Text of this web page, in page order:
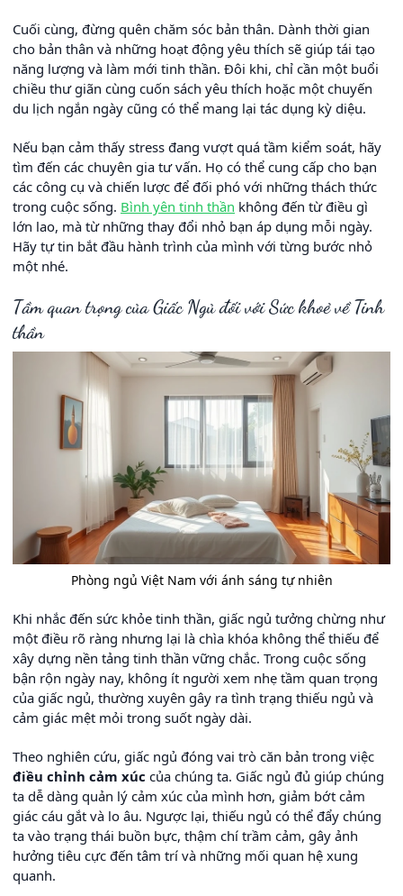
Cuối cùng, đừng quên chăm sóc bản thân. Dành thời gian
cho bản thân và những hoạt động yêu thích sẽ giúp tái tạo
năng lượng và làm mới tinh thần. Đôi khi, chỉ cần một buổi
chiều thư giãn cùng cuốn sách yêu thích hoặc một chuyến
du lịch ngắn ngày cũng có thể mang lại tác dụng kỳ diệu.
Nếu bạn cảm thấy stress đang vượt quá tầm kiểm soát, hãy
tìm đến các chuyên gia tư vấn. Họ có thể cung cấp cho bạn
các công cụ và chiến lược để đối phó với những thách thức
trong cuộc sống. Bình yên tinh thần không đến từ điều gì
lớn lao, mà từ những thay đổi nhỏ bạn áp dụng mỗi ngày.
Hãy tự tin bắt đầu hành trình của mình với từng bước nhỏ
một nhé.
Tầm quan trọng của Giấc Ngủ đối với Sức khoẻ về Tinh
thần
Phòng ngủ Việt Nam với ánh sáng tự nhiên
Khi nhắc đến sức khỏe tinh thần, giấc ngủ tưởng chừng như
một điều rõ ràng nhưng lại là chìa khóa không thể thiếu để
xây dựng nền tảng tinh thần vững chắc. Trong cuộc sống
bận rộn ngày nay, không ít người xem nhẹ tầm quan trọng
của giấc ngủ, thường xuyên gây ra tình trạng thiếu ngủ và
cảm giác mệt mỏi trong suốt ngày dài.
Theo nghiên cứu, giấc ngủ đóng vai trò căn bản trong việc
điều chỉnh cảm xúc của chúng ta. Giấc ngủ đủ giúp chúng
ta dễ dàng quản lý cảm xúc của mình hơn, giảm bớt cảm
giác cáu gắt và lo âu. Ngược lại, thiếu ngủ có thể đẩy chúng
ta vào trạng thái buồn bực, thậm chí trầm cảm, gây ảnh
hưởng tiêu cực đến tâm trí và những mối quan hệ xung
quanh.